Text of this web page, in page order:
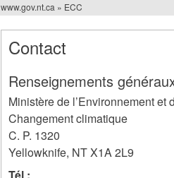
Vous
êtes
www.gov.nt.ca » ECC
Contact
Renseignements
Ministère de l’Environnement et
Changement climatique
C. P. 1320
Yellowknife, NTX1A 2L9